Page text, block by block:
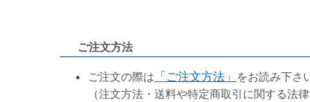
ご注文方法
ご注文の際は 「ご注文方法」 をお読み下さ
（注文方法・送料や特定商取引に関する法